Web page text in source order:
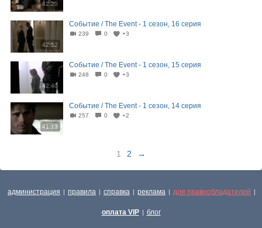
42:20
42:52
Событие / The Event - 1 сезон, 16 серия
239 0 +3
42:40
Событие / The Event - 1 сезон, 15 серия
248 0 +3
41:13
Событие / The Event - 1 сезон, 14 серия
257 0 +2
1 2 →
администрация | правила | справка | реклама | для правообладателей |
оплата VIP | блог